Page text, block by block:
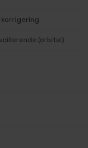
(orbital)